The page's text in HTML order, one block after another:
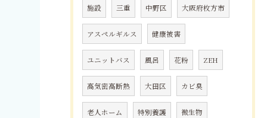
施設 三重 中野区 大阪府枚方市
アスペルギルス 健康被害
ユニットバス 風呂 花粉 ZEH
高気密高断熱 大田区 カビ臭
老人ホーム 特別養護 微生物